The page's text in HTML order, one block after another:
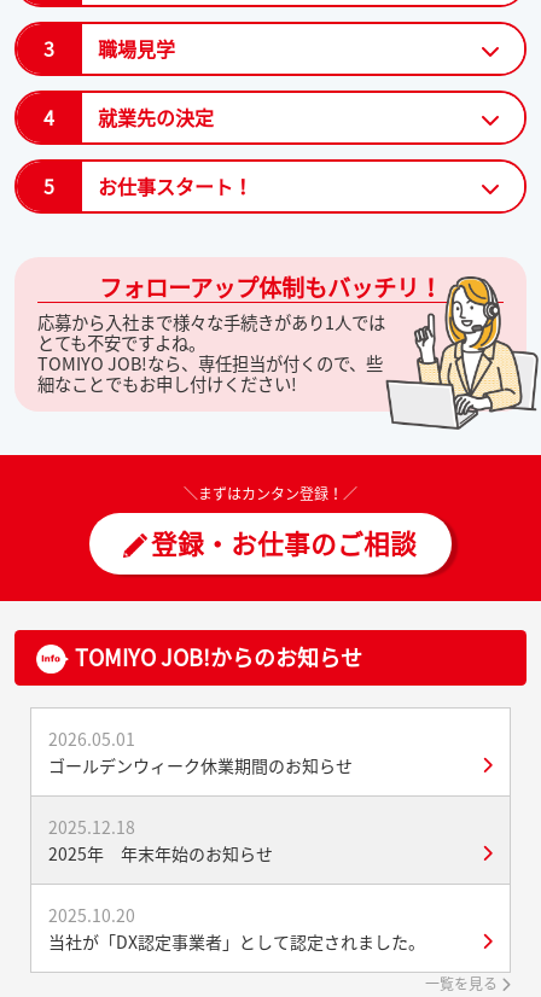
3 職場見学
4 就業先の決定
5 お仕事スタート！
フォローアップ体制もバッチリ！
応募から入社まで様々な手続きがあり1人では
とても不安ですよね。
TOMIYO JOB!なら、専任担当が付くので、些
細なことでもお申し付けください!
＼まずはカンタン登録！／
登録・お仕事のご相談
TOMIYO JOB!からのお知らせ
2026.05.01
ゴールデンウィーク休業期間のお知らせ
2025.12.18
2025年 年末年始のお知らせ
2025.10.20
当社が「DX認定事業者」として認定されました。
一覧を見る